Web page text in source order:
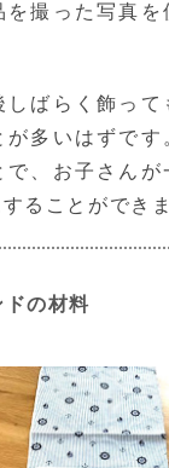
を撮った写真
しばらく飾っ
が多いはずです
で、お子さん
ることができま
の材料